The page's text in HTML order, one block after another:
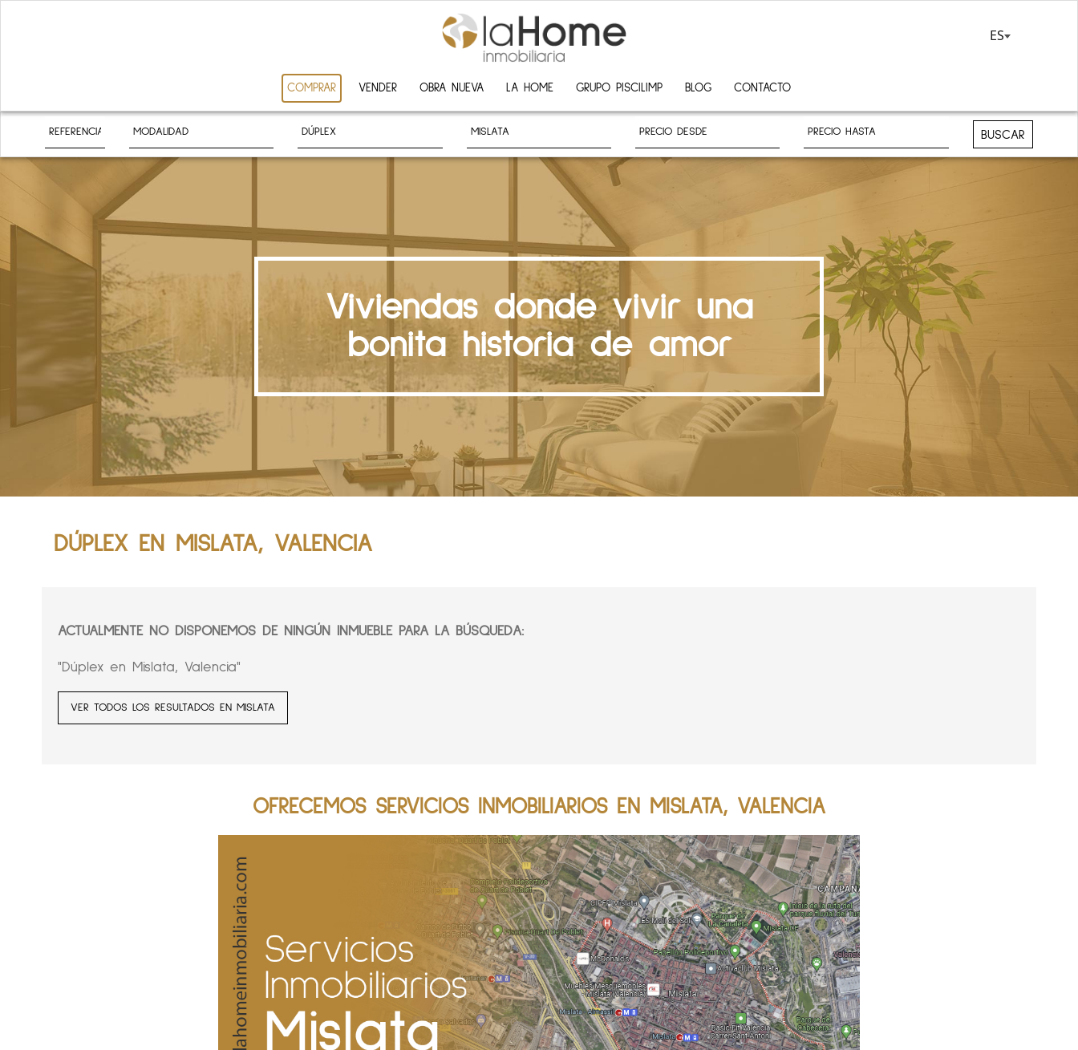
ES
COMPRAR VENDER OBRA NUEVA LA HOME GRUPO PISCILIMP BLOG CONTACTO
BUSCAR
Viviendas donde vivir una
bonita historia de amor
DÚPLEX EN MISLATA, VALENCIA
ACTUALMENTE NO DISPONEMOS DE NINGÚN INMUEBLE PARA LA BÚSQUEDA:
"Dúplex en Mislata, Valencia"
VER TODOS LOS RESULTADOS EN MISLATA
OFRECEMOS SERVICIOS INMOBILIARIOS EN MISLATA, VALENCIA